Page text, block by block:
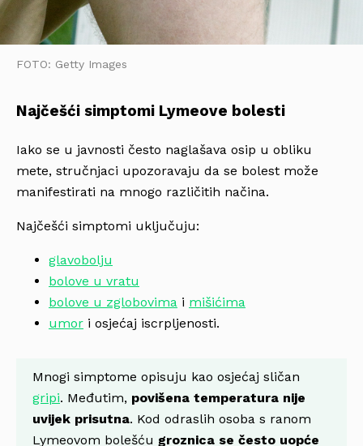
FOTO: Getty Images
Najčešći simptomi Lymeove bolesti
Iako se u javnosti često naglašava osip u obliku
mete, stručnjaci upozoravaju da se bolest može
manifestirati na mnogo različitih načina.
Najčešći simptomi uključuju:
glavobolju
bolove u vratu
bolove u zglobovima i mišićima
umor i osjećaj iscrpljenosti.
Mnogi simptome opisuju kao osjećaj sličan
gripi. Međutim, povišena temperatura nije
uvijek prisutna. Kod odraslih osoba s ranom
Lymeovom bolešću groznica se često uopće